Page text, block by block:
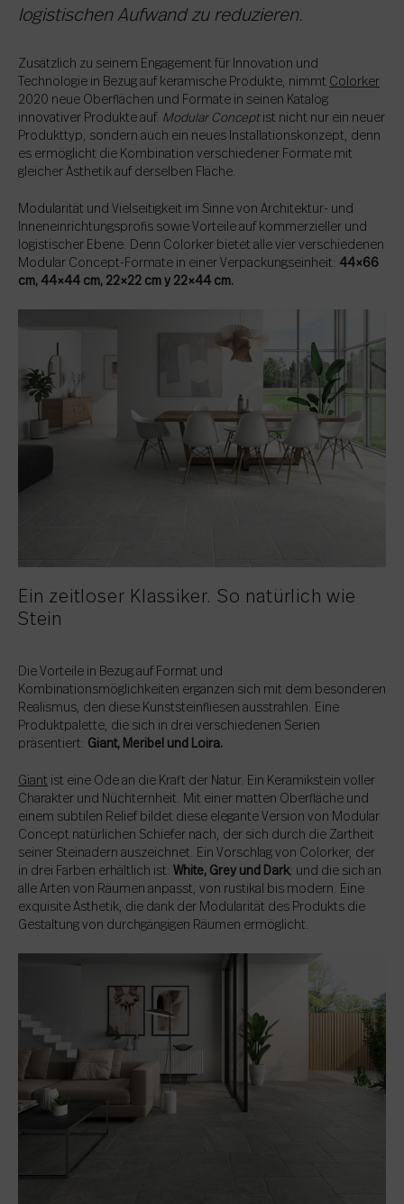
logistischen Aufwand zu reduzieren.
Zusätzlich zu seinem Engagement für Innovation und
Technologie in Bezug auf keramische Produkte, nimmt Colorker
2020 neue Oberflächen und Formate in seinen Katalog
innovativer Produkte auf. Modular Conceptist nicht nur ein neuer
Produkttyp, sondern auch ein neues Installationskonzept, denn
es ermöglicht die Kombination verschiedener Formate mit
gleicher Ästhetik auf derselben Fläche.
Modularität und Vielseitigkeit im Sinne von Architektur- und
Inneneinrichtungsprofis sowie Vorteile auf kommerzieller und
logistischer Ebene. Denn Colorker bietet alle vier verschiedenen
Modular Concept-Formate in einer Verpackungseinheit: 44×66
cm, 44×44 cm, 22×22 cm y 22×44 cm.
Ein zeitloser Klassiker. So natürlich wie
Stein
Die Vorteile in Bezug auf Format und
Kombinationsmöglichkeiten ergänzen sich mit dem besonderen
Realismus, den diese Kunststeinfliesen ausstrahlen. Eine
Produktpalette, die sich in drei verschiedenen Serien
präsentiert: Giant, Meribel und Loira.
Giant ist eine Ode an die Kraft der Natur. Ein Keramikstein voller
Charakter und Nüchternheit. Mit einer matten Oberfläche und
einem subtilen Relief bildet diese elegante Version von Modular
Concept natürlichen Schiefer nach, der sich durch die Zartheit
seiner Steinadern auszeichnet. Ein Vorschlag von Colorker, der
in drei Farben erhältlich ist: White, Grey und Dark; und die sich an
alle Arten von Räumen anpasst, von rustikal bis modern. Eine
exquisite Ästhetik, die dank der Modularität des Produkts die
Gestaltung von durchgängigen Räumen ermöglicht.